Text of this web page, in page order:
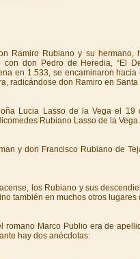
Ramiro Rubiano y su hermano,
don Pedro de Heredia, “El
en 1.533, se encaminaron
radicándose don Ramiro en Santa
Lucia Lasso de la Vega el 19
Rubiano Lasso de la Vega.
y don Francisco Rubiano de
los Rubiano y sus
también en muchos otros lugares
romano Marco Publio era de
hay dos anécdotas: